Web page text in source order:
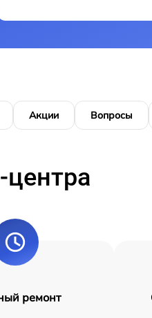
Акции Вопросы
ремонт